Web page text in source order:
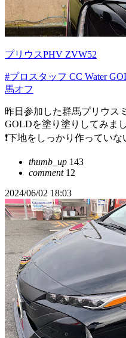
プリウスPHV ZVW52
#プロスタッフ CC Water
馬オフ
昨日参加した群馬プリウス
GOLDを塗り塗りしてみま
❗下地をしっかり作っていな
thumb_up 143
comment12
2024/06/02 18:03